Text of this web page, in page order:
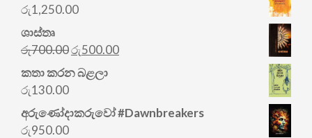
රු1,250.00
ශාස්තෘ
රු700.00Original
price
was:
රු500.00Current
කතා කරන බළලා
රු130.00
අරු‍ණෝදාකරුවෝ #Dawnbreakers
රු950.00